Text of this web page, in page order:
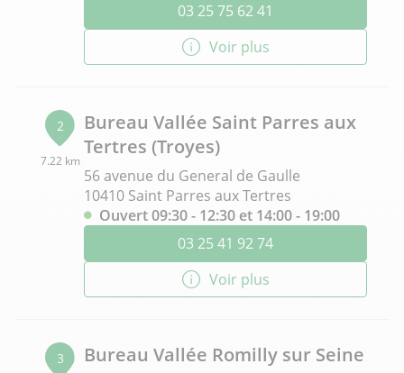
03 25 75 62 41
Voir plus
2
7.22 km
Bureau Vallée Saint Parres aux
Tertres (Troyes)
56 avenue du General de Gaulle
10410 Saint Parres aux Tertres
Ouvert 09:30 - 12:30 et 14:00 - 19:00
03 25 41 92 74
Voir plus
3 Bureau Vallée Romilly sur Seine